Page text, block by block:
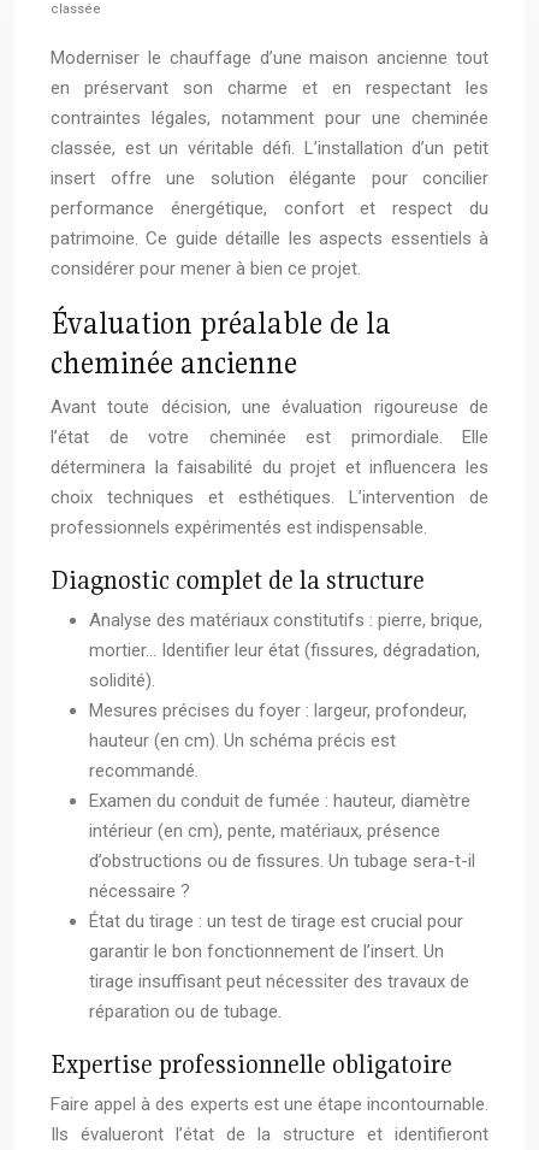
classée
Moderniser le chauffage d’une maison ancienne tout
en préservant son charme et en respectant les
contraintes légales, notamment pour une cheminée
classée, est un véritable défi. L’installation d’un petit
insert offre une solution élégante pour concilier
performance énergétique, confort et respect du
patrimoine. Ce guide détaille les aspects essentiels à
considérer pour mener à bien ce projet.
Évaluation préalable de la
cheminée ancienne
Avant toute décision, une évaluation rigoureuse de
l’état de votre cheminée est primordiale. Elle
déterminera la faisabilité du projet et influencera les
choix techniques et esthétiques. L’intervention de
professionnels expérimentés est indispensable.
Diagnostic complet de la structure
Analyse des matériaux constitutifs : pierre, brique,
mortier… Identifier leur état (fissures, dégradation,
solidité).
Mesures précises du foyer : largeur, profondeur,
hauteur (en cm). Un schéma précis est
recommandé.
Examen du conduit de fumée : hauteur, diamètre
intérieur (en cm), pente, matériaux, présence
d’obstructions ou de fissures. Un tubage sera-t-il
nécessaire ?
État du tirage : un test de tirage est crucial pour
garantir le bon fonctionnement de l’insert. Un
tirage insuffisant peut nécessiter des travaux de
réparation ou de tubage.
Expertise professionnelle obligatoire
Faire appel à des experts est une étape incontournable.
Ils évalueront l’état de la structure et identifieront